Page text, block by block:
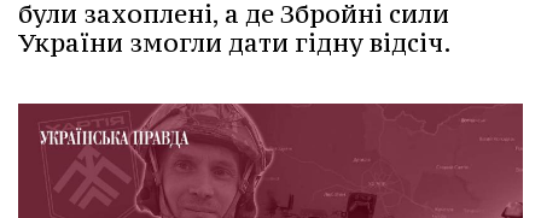
були захоплені, а де Збройні сили
України змогли дати гідну відсіч.